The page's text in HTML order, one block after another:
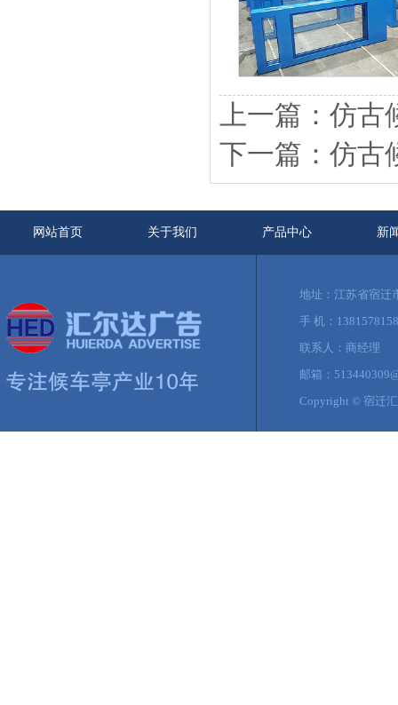
上一篇：仿古
下一篇：仿古
网站首页 关于我们 产品中心 新
地址：江苏省宿迁
手 机：
联系人：商经理
邮箱：
Copyright © 宿迁